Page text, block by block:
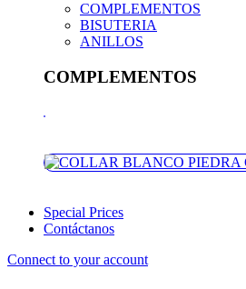
COMPLEMENTOS
BISUTERIA
ANILLOS
COMPLEMENTOS
Special Prices
Contáctanos
Connect to your account